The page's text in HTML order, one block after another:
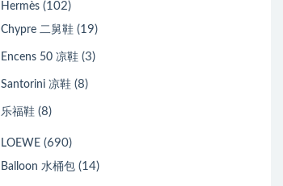
Hermès (102)
Chypre 二舅鞋 (19)
Encens 50 凉鞋 (3)
Santorini 凉鞋 (8)
乐福鞋 (8)
LOEWE (690)
Balloon 水桶包 (14)